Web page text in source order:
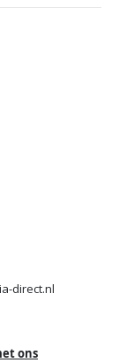
direct.nl
ons